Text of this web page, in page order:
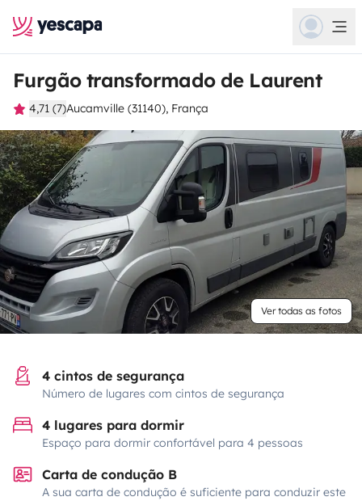
Furgão transformado de Laurent
4,71 (7)Aucamville (31140), França
Ver todas as fotos
4 cintos de segurança
Número de lugares com cintos de segurança
4 lugares para dormir
Espaço para dormir confortável para 4 pessoas
Carta de condução B
A sua carta de condução é suficiente para conduzir este